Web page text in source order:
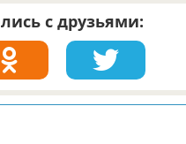
с друзьями: